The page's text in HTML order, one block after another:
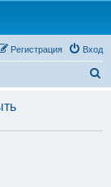
Вход
Регистрация
с